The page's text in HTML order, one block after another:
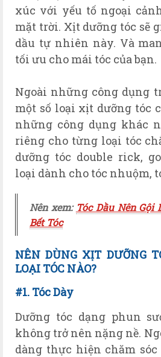
xúc với yếu tố ngoại
mặt trời. Xịt dưỡng tóc sẽ
dầu tự nhiên này. Và
tối ưu cho mái tóc của bạn.
Ngoài những công dụng
một số loại xịt dưỡng tóc
những công dụng khác
riêng cho từng loại tóc
dưỡng tóc double rick,
loại dành cho tóc nhuộm,
Nên xem: Tóc Dầu Nên Gội
Bết Tóc
NÊN DÙNG XỊT DƯỠNG
LOẠI TÓC NÀO?
#1. TócDày
Dưỡng tóc dạng phun
không trở nên nặng nề.
dàng thực hiện chăm sóc